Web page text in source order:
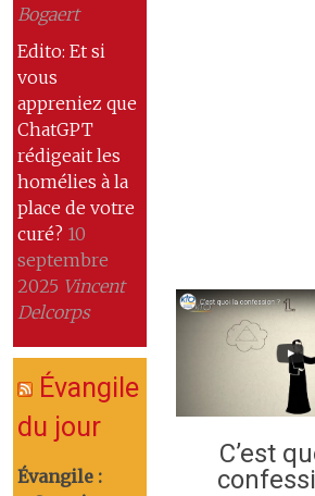
Bogaert
Edito: Et si
vous
appreniez que
ChatGPT
rédigeait les
homélies à la
place de votre
curé? 10
septembre
2025 Vincent
Delcorps
Évangile
du jour
Évangile :
C’est